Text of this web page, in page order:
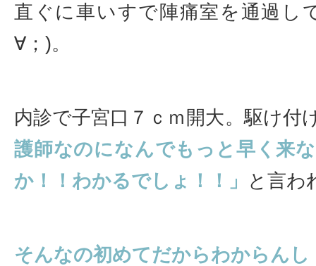
直ぐに車いすで陣痛室を通過し
∀；)。
内診で子宮口７ｃｍ開大。駆け付
護師なのになんでもっと早く来
か！！わかるでしょ！！」
と言わ
そんなの初めてだからわからんし